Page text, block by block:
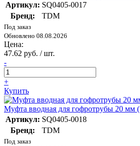
Артикул: SQ0405-0017
Бренд:
TDM
Под заказ
Обновлено 08.08.2026
Цена:
47.62 руб. / шт.
-
+
Купить
Муфта вводная для гофротрубы 20 мм
Артикул: SQ0405-0018
Бренд:
TDM
Под заказ